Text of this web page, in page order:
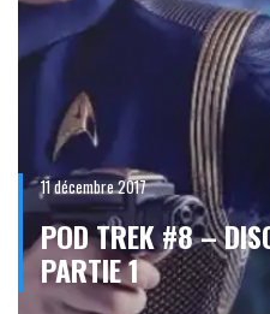
11 décembre 2017
POD TREK #8 –
PARTIE 1